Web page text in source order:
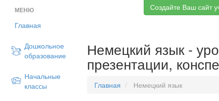
МЕНЮ
Главная
Дошкольное
образование
Начальные
классы
Создайте Ваш сайт
Немецкий язык -
презентации,
Главная Немецкий язык